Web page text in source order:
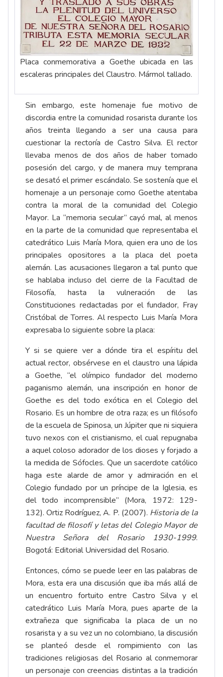
Placa conmemorativa a Goethe ubicada en las
escaleras principales del Claustro. Mármol tallado.
Sin embargo, este homenaje fue motivo de
discordia entre la comunidad rosarista durante los
años treinta llegando a ser una causa para
cuestionar la rectoría de Castro Silva. El rector
llevaba menos de dos años de haber tomado
posesión del cargo, y de manera muy temprana
se desató el primer escándalo. Se sostenía que el
homenaje a un personaje como Goethe atentaba
contra la moral de la comunidad del Colegio
Mayor. La “memoria secular” cayó mal, al menos
en la parte de la comunidad que representaba el
catedrático Luis María Mora, quien era uno de los
principales opositores a la placa del poeta
alemán. Las acusaciones llegaron a tal punto que
se hablaba incluso del cierre de la Facultad de
Filosofía, hasta la vulneración de las
Constituciones redactadas por el fundador, Fray
Cristóbal de Torres. Al respecto Luis María Mora
expresaba lo siguiente sobre la placa:
Y si se quiere ver a dónde tira el espíritu del
actual rector, obsérvese en el claustro una lápida
a Goethe, “el olímpico fundador del moderno
paganismo alemán, una inscripción en honor de
Goethe es del todo exótica en el Colegio del
Rosario. Es un hombre de otra raza; es un filósofo
de la escuela de Spinosa, un Júpiter que ni siquiera
tuvo nexos con el cristianismo, el cual repugnaba
a aquel coloso adorador de los dioses y forjado a
la medida de Sófocles. Que un sacerdote católico
haga este alarde de amor y admiración en el
Colegio fundado por un príncipe de la Iglesia, es
del todo incomprensible” (Mora, 1972: 129-
132). Ortiz Rodríguez, A. P. (2007). Historia de la
facultad de filosofí y letas del Colegio Mayor de
Nuestra Señora del Rosario 1930-1999.
Bogotá: Editorial Universidad del Rosario.
Entonces, cómo se puede leer en las palabras de
Mora, esta era una discusión que iba más allá de
un encuentro fortuito entre Castro Silva y el
catedrático Luis María Mora, pues aparte de la
extrañeza que significaba la placa de un no
rosarista y a su vez un no colombiano, la discusión
se planteó desde el rompimiento con las
tradiciones religiosas del Rosario al conmemorar
un personaje con creencias distintas a la tradición